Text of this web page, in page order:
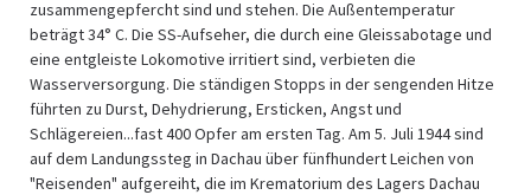
zusammengepfercht sind und stehen. Die Außentemperatur
beträgt 34° C. Die SS-Aufseher, die durch eine Gleissabotage und
eine entgleiste Lokomotive irritiert sind, verbieten die
Wasserversorgung. Die ständigen Stopps in der sengenden Hitze
führten zu Durst, Dehydrierung, Ersticken, Angst und
Schlägereien...fast 400 Opfer am ersten Tag. Am 5. Juli 1944 sind
auf dem Landungssteg in Dachau über fünfhundert Leichen von
"Reisenden" aufgereiht, die im Krematorium des Lagers Dachau